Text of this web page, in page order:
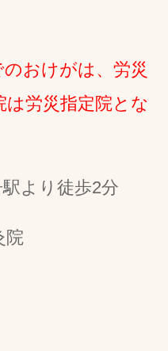
おけがは、労災
労災指定院とな
より徒歩2分
院